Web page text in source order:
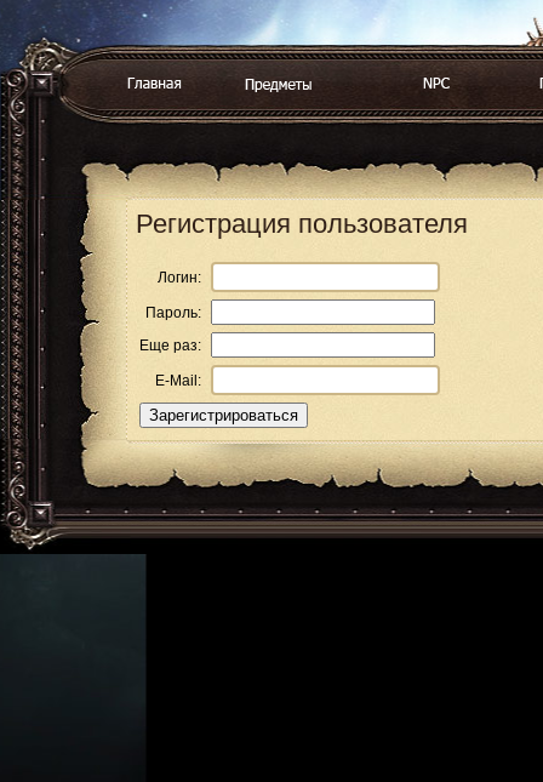
Регистрация пользователя
Логин:
Пароль:
Еще раз:
E-Mail: